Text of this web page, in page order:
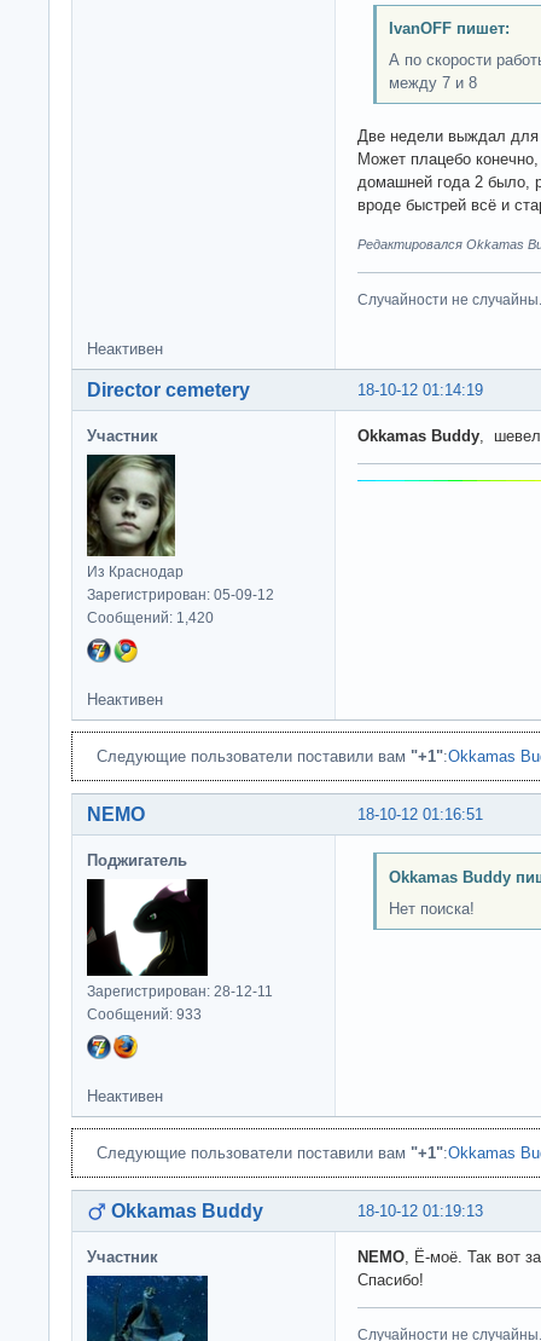
IvanOFF пишет:
А по скорости
между 7 и 8
Две недели выждал для
Может плацебо
домашней года 2 было,
вроде быстрей всё и
Редактировался Okkamas
Случайности не случайны.
Неактивен
18-10-12 01:14:19
Director cemetery
Участник
Из Краснодар
Зарегистрирован: 05-09-12
Сообщений: 1,420
Okkamas Buddy,
Неактивен
Следующие пользователи поставили вам "+1":Okkamas
18-10-12 01:16:51
NEMO
Поджигатель
Зарегистрирован: 28-12-11
Сообщений: 933
Okkamas Buddy
Нет поиска!
Неактивен
Следующие пользователи поставили вам "+1":Okkamas
18-10-12 01:19:13
Okkamas Buddy
Участник NEMO, Ё-моё. Так вот
Спасибо!
Случайности не случайны.